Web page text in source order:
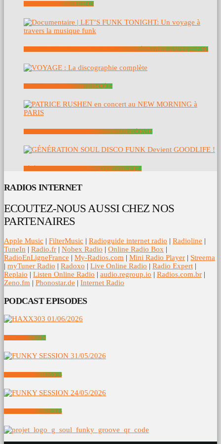
SOUTENEZ NOUS – SUPPORT US
DOCUMENTAIRE | LET’S FUNK TONIGHT: UN VOYAGE À TRAVERS LA MUSIQUE FUNK
VOYAGE : LA DISCOGRAPHIE COMPLÈTE
PATRICE RUSHEN EN CONCERT AU NEW MORNING À PARIS
GÉNÉRATION SOUL DISCO FUNK DEVIENT GOODLIFE !
RADIOS INTERNET
ECOUTEZ-NOUS AUSSI CHEZ NOS
PARTENAIRES
Apple Music | FilterMusic | Radioguide internet radio | Radioline |
TuneIn | Radio.fr | Nobex Radio | Online Radio Box |
RadioEnLigneFrance | My-Radios.com | Mini Radio Player | Streema
| myTuner Radio | Radoxo | Live Online Radio | Radio Expert |
Replaio | Listen Online Radio | audio.regroup.io | Radios.com.br |
Zeno.fm | Phonostar.de | Internet Radio
PODCAST EPISODES
HAXX303 01/06/2026
FUNKY SESSION 31/05/2026
FUNKY SESSION 24/05/2026